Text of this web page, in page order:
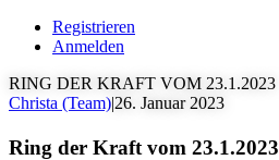
Registrieren
Anmelden
RING DER KRAFT VOM 23.1.2023
Christa (Team)|26. Januar 2023
Ring der Kraft vom 23.1.2023